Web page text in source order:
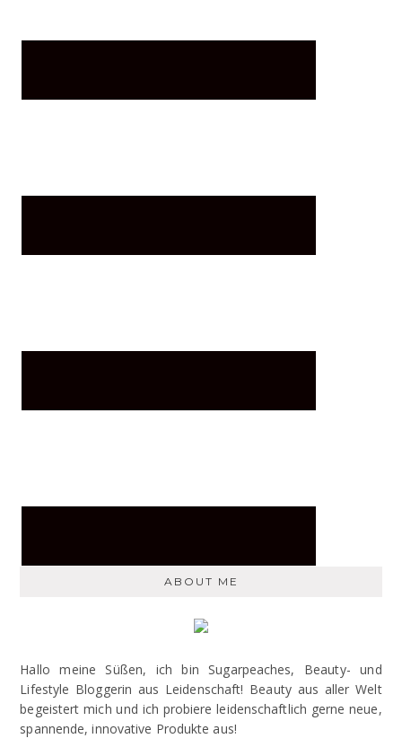
ABOUT ME
Hallo meine Süßen, ich bin Sugarpeaches, Beauty- und
Lifestyle Bloggerin aus Leidenschaft! Beauty aus aller Welt
begeistert mich und ich probiere leidenschaftlich gerne neue,
spannende, innovative Produkte aus!